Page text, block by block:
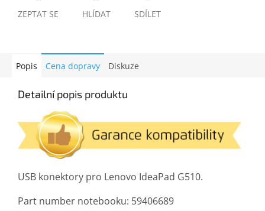
ZEPTAT SE HLÍDAT SDÍLET
Popis Cena dopravy Diskuze
Detailní popis produktu
USB konektory pro Lenovo IdeaPad G510.
Part number notebooku: 59406689